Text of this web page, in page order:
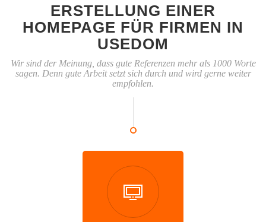
ERSTELLUNG EINER
HOMEPAGE FÜR FIRMEN IN
USEDOM
Wir sind der Meinung, dass gute Referenzen mehr als 1000 Worte
sagen. Denn gute Arbeit setzt sich durch und wird gerne weiter
empfohlen.